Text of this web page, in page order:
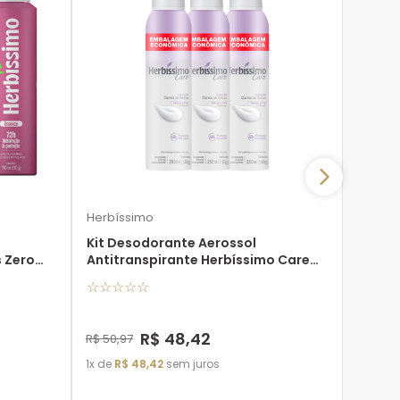
Herbíssimo
Kit Desodorante Aerossol
Antitranspirante Herbíssimo Care
☆☆☆☆☆
R$50,97 R$ 48,42
1 de R$ 48,42sem juros